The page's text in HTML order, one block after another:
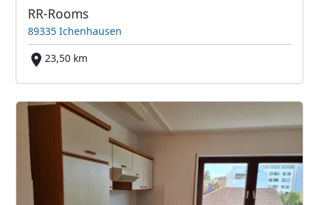
RR-Rooms
89335 Ichenhausen
23,50 km